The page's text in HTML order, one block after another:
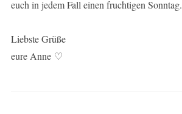
euch in jedem Fall einen fruchtigen Sonntag.
Liebste Grüße
eure Anne ♡